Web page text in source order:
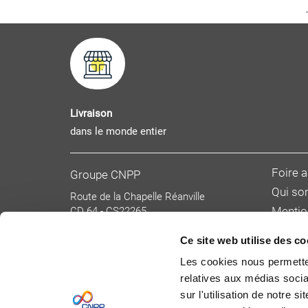
Ce site web utilise des
Les cookies nous
relatives aux médias
sur l'utilisation de notre
Livraison
dans le monde entier
Groupe CNPP
Route de la Chapelle Réanville
CD 64 - CS22265
Foire
Qui
Tarifs